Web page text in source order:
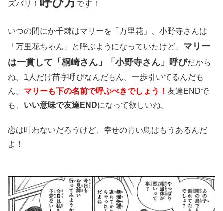
ズバリ！ です！
いつの間にか千棘はマリーを「万里花」、小野寺さんは
「万里花ちゃん」と呼ぶようになっていたけど、 マリー
は一貫して「桐崎さん」「小野寺さん」呼びだから
ね。1人だけ苗字呼びなんだもん。一歩引いてるんだも
ん。 マリーも下の名前で呼ぶべきでしょう！ 友達ENDで
も、 いい意味で友達ENDになって欲しいね。
恋は叶わないだろうけど、幸せの青い鳥はもうあるんだ
よ！